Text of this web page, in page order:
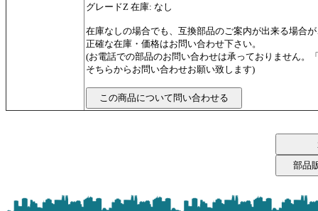
グレードZ 在庫: なし
在庫なしの場合でも、互換部品のご案内が出来る場合
正確な在庫・価格はお問い合わせ下さい。
(お電話での部品のお問い合わせは承っておりません。
そちらからお問い合わせお願い致します)